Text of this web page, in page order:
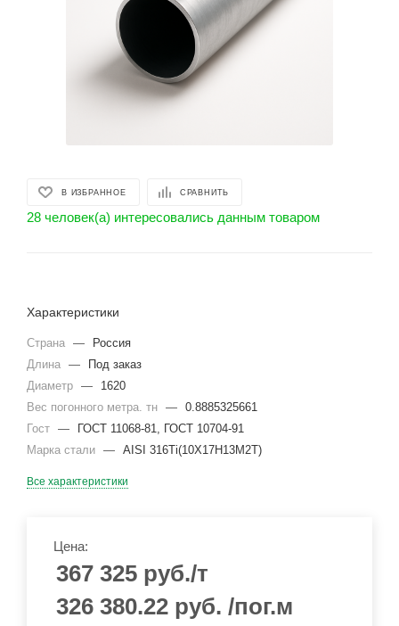
В ИЗБРАННОЕ СРАВНИТЬ
28 человек(а) интересовались данным товаром
Характеристики
Страна —
Россия
Длина —
Под заказ
Диаметр —
1620
Вес погонного метра. тн — 0.8885325661
Гост —
ГОСТ 11068-81, ГОСТ 10704-91
Марка стали — AISI 316Ti(10Х17Н13М2Т)
Все характеристики
Цена:
367 325 руб./т
326 380.22 руб. /пог.м